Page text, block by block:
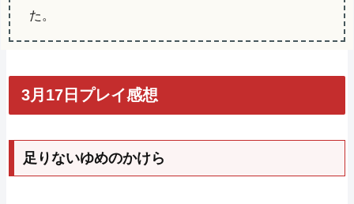
た。
3月17日プレイ感想
足りないゆめのかけら